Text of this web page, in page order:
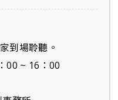
到場聆聽。
00 ~ 16：00